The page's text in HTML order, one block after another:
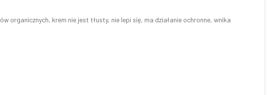
organicznych, krem nie jest tłusty, nie lepi się, ma działanie ochronne, wnika